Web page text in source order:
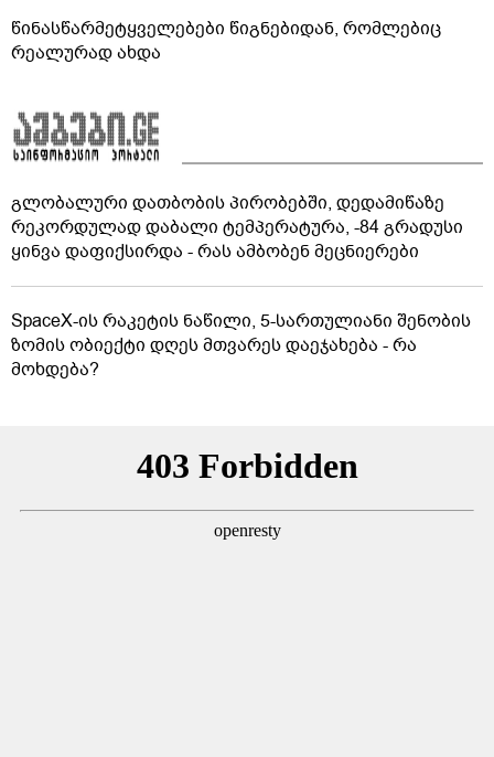
წინასწარმეტყველებები წიგნებიდან, რომლებიც
რეალურად ახდა
გლობალური დათბობის პირობებში, დედამიწაზე
რეკორდულად დაბალი ტემპერატურა, -84 გრადუსი
ყინვა დაფიქსირდა - რას ამბობენ მეცნიერები
SpaceX-ის რაკეტის ნაწილი, 5-სართულიანი შენობის
ზომის ობიექტი დღეს მთვარეს დაეჯახება - რა
მოხდება?